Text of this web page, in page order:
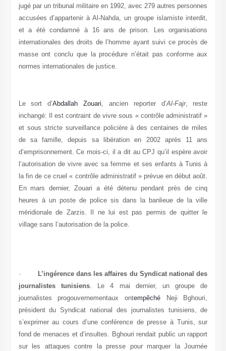
jugé par un tribunal militaire en 1992, avec 279 autres personnes
accusées d’appartenir à Al-Nahda, un groupe islamiste interdit,
et a été condamné à 16 ans de prison. Les organisations
internationales des droits de l’homme ayant suivi ce procès de
masse ont conclu que la procédure n’était pas conforme aux
normes internationales de justice.
Le sort d’Abdallah Zouari, ancien reporter d’Al-Fajr, reste
inchangé: Il est contraint de vivre sous « contrôle administratif »
et sous stricte surveillance policière à des centaines de miles
de sa famille, depuis sa libération en 2002 après 11 ans
d’emprisonnement. Ce mois-ci, il a dit au CPJ qu’il espère avoir
l’autorisation de vivre avec sa femme et ses enfants à Tunis à
la fin de ce cruel « contrôle administratif » prévue en début août.
En mars dernier, Zouari a été détenu pendant près de cinq
heures à un poste de police sis dans la banlieue de la ville
méridionale de Zarzis. Il ne lui est pas permis de quitter le
village sans l’autorisation de la police.
·
L’ingérence dans les affaires du Syndicat national des
journalistes tunisiens. Le 4 mai dernier, un groupe de
journalistes progouvernementaux ontempêché Neji Bghouri,
président du Syndicat national des journalistes tunisiens, de
s’exprimer au cours d’une conférence de presse à Tunis, sur
fond de menaces et d’insultes. Bghouri rendait public un rapport
sur les attaques contre la presse pour marquer la Journée